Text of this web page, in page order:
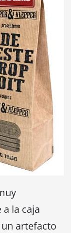
la caja
artefacto